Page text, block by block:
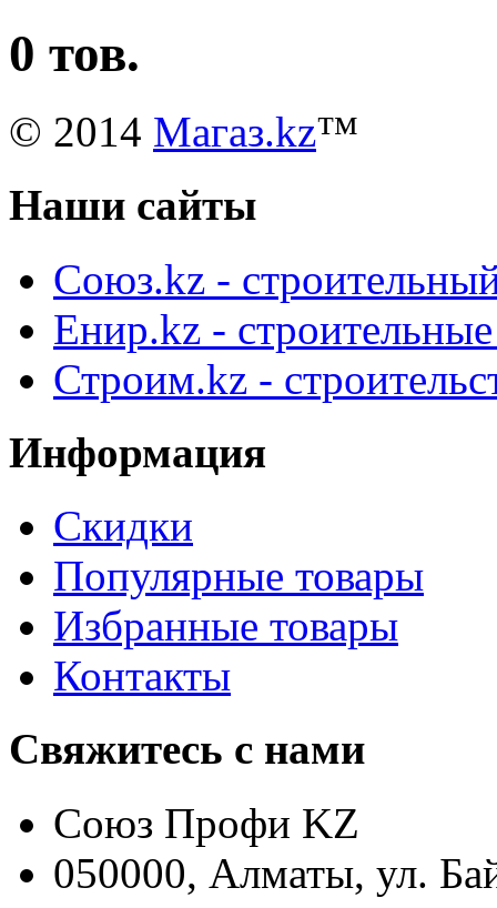
0 тов.
© 2014 Магаз.kz™
Наши сайты
Союз.kz -
Енир.kz -
Строим.kz -
Информация
Скидки
Популярные товары
Избранные товары
Контакты
Свяжитесь с нами
Союз Профи KZ
050000, Алматы, ул.